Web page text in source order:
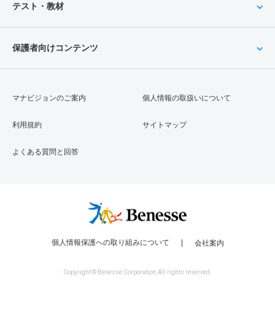
テスト・教材
保護者向けコンテンツ
マナビジョンのご案内
利用規約
よくある質問と回答
個人情報の取扱いについて
サイトマップ
個人情報保護への取り組みについて 会社案内
Copyright © Benesse Corporation All rights reserved.